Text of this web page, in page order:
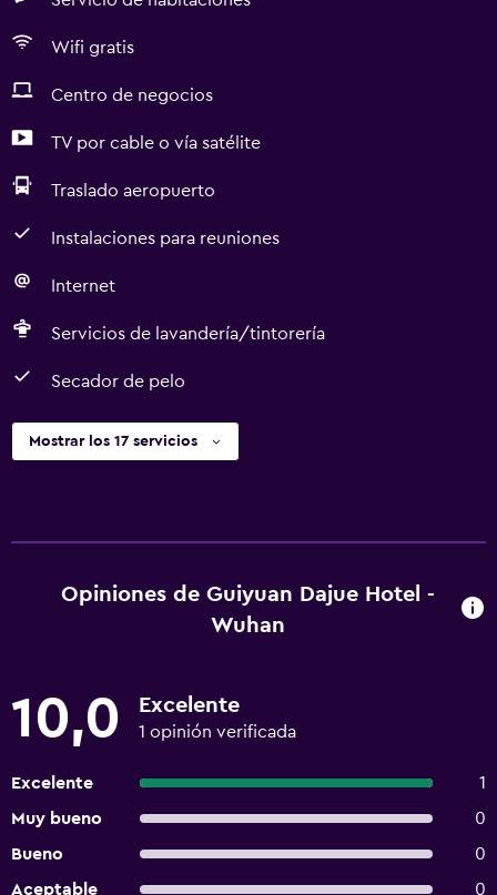
Wifi gratis
Centro de negocios
TV por cable o vía satélite
Traslado aeropuerto
Instalaciones para reuniones
Internet
Servicios de lavandería/tintorería
Secador de pelo
Mostrar los 17 servicios
Opiniones de Guiyuan Dajue Hotel -
Wuhan
10,0 Excelente
1 opinión verificada
Excelente
1
Muy bueno
0
Bueno
0
Aceptable
0